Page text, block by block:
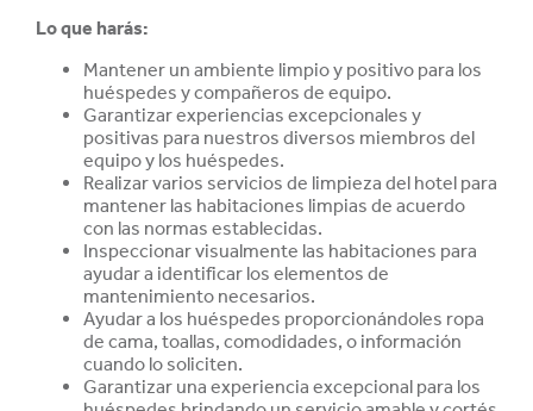
Lo que harás:
Mantener un ambiente limpio y positivo para los
huéspedes y compañeros de equipo.
Garantizar experiencias excepcionales y
positivas para nuestros diversos miembros del
equipo y los huéspedes.
Realizar varios servicios de limpieza del hotel para
mantener las habitaciones limpias de acuerdo
con las normas establecidas.
Inspeccionar visualmente las habitaciones para
ayudar a identificar los elementos de
mantenimiento necesarios.
Ayudar a los huéspedes proporcionándoles ropa
de cama, toallas, comodidades, o información
cuando lo soliciten.
Garantizar una experiencia excepcional para los